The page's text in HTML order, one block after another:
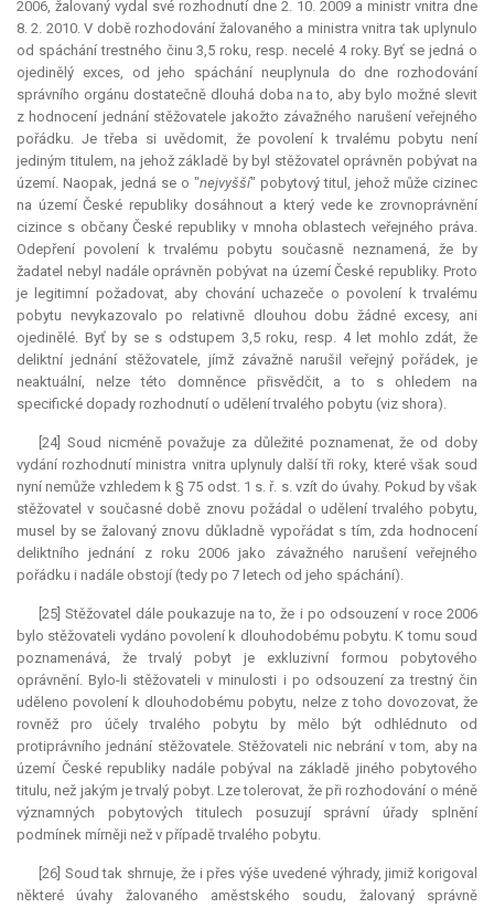
2006, žalovaný vydal své rozhodnutí dne 2. 10. 2009 a ministr vnitra dne
8. 2. 2010. V době rozhodování žalovaného a ministra vnitra tak uplynulo
od spáchání trestného činu 3,5 roku, resp. necelé 4 roky. Byť se jedná o
ojedinělý exces, od jeho spáchání neuplynula do dne rozhodování
správního orgánu dostatečně dlouhá doba na to, aby bylo možné slevit
z hodnocení jednání stěžovatele jakožto závažného narušení veřejného
pořádku. Je třeba si uvědomit, že povolení k trvalému pobytu není
jediným titulem, na jehož základě by byl stěžovatel oprávněn pobývat na
území. Naopak, jedná se o "nejvyšší" pobytový titul, jehož může cizinec
na území České republiky dosáhnout a který vede ke zrovnoprávnění
cizince s občany České republiky v mnoha oblastech veřejného práva.
Odepření povolení k trvalému pobytu současně neznamená, že by
žadatel nebyl nadále oprávněn pobývat na území České republiky. Proto
je legitimní požadovat, aby chování uchazeče o povolení k trvalému
pobytu nevykazovalo po relativně dlouhou dobu žádné excesy, ani
ojedinělé. Byť by se s odstupem 3,5 roku, resp. 4 let mohlo zdát, že
deliktní jednání stěžovatele, jímž závažně narušil veřejný pořádek, je
neaktuální, nelze této domněnce přisvědčit, a to s ohledem na
specifické dopady rozhodnutí o udělení trvalého pobytu (viz shora).
[24] Soud nicméně považuje za důležité poznamenat, že od doby
vydání rozhodnutí ministra vnitra uplynuly další tři roky, které však soud
nyní nemůže vzhledem k § 75 odst. 1 s. ř. s. vzít do úvahy. Pokud by však
stěžovatel v současné době znovu požádal o udělení trvalého pobytu,
musel by se žalovaný znovu důkladně vypořádat s tím, zda hodnocení
deliktního jednání z roku 2006 jako závažného narušení veřejného
pořádku i nadále obstojí (tedy po 7 letech od jeho spáchání).
[25] Stěžovatel dále poukazuje na to, že i po odsouzení v roce 2006
bylo stěžovateli vydáno povolení k dlouhodobému pobytu. K tomu soud
poznamenává, že trvalý pobyt je exkluzivní formou pobytového
oprávnění. Bylo-li stěžovateli v minulosti i po odsouzení za trestný čin
uděleno povolení k dlouhodobému pobytu, nelze z toho dovozovat, že
rovněž pro účely trvalého pobytu by mělo být odhlédnuto od
protiprávního jednání stěžovatele. Stěžovateli nic nebrání v tom, aby na
území České republiky nadále pobýval na základě jiného pobytového
titulu, než jakým je trvalý pobyt. Lze tolerovat, že při rozhodování o méně
významných pobytových titulech posuzují správní úřady splnění
podmínek mírněji než v případě trvalého pobytu.
[26] Soud tak shrnuje, že i přes výše uvedené výhrady, jimiž korigoval
některé úvahy žalovaného aměstského soudu, žalovaný správně